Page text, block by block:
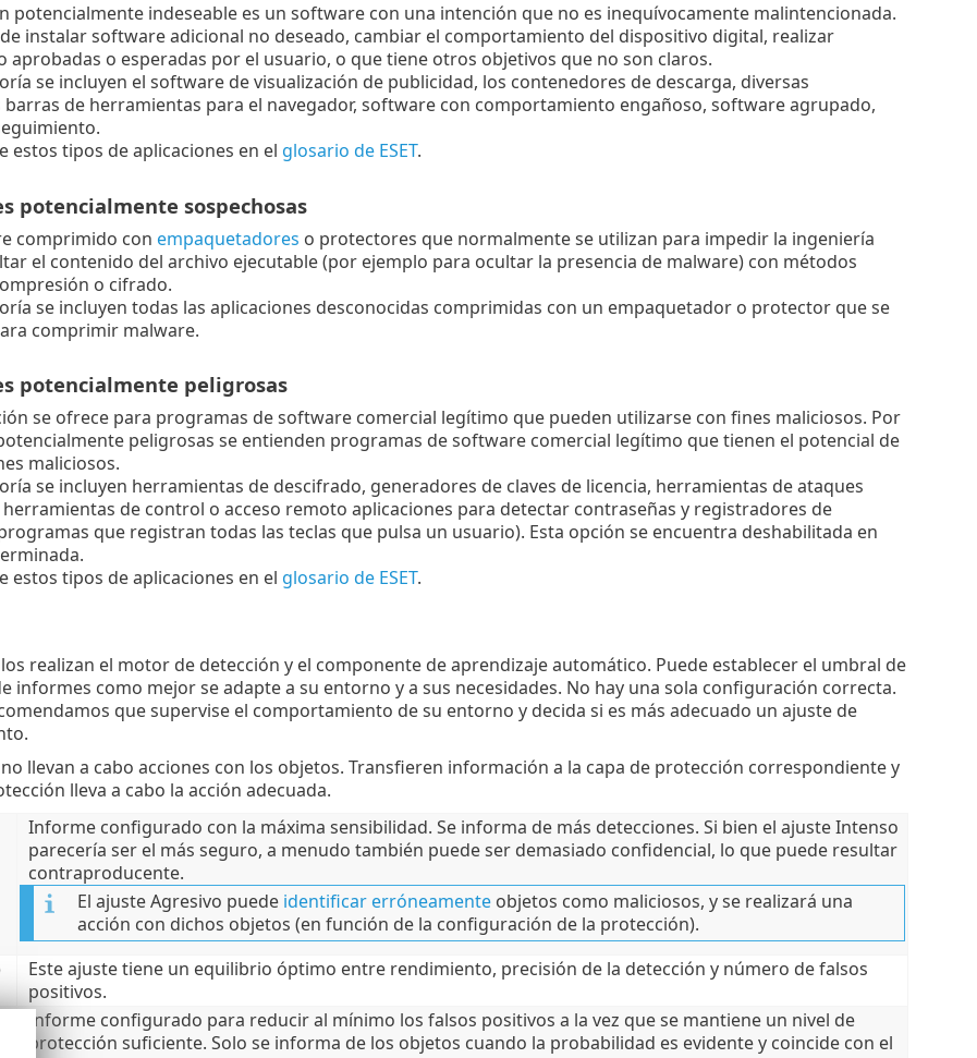
potencialmente indeseable es un software con una intención que no es inequívocamente malintencionada.
instalar software adicional no deseado, cambiar el comportamiento del dispositivo digital, realizar
aprobadas o esperadas por el usuario, o que tiene otros objetivos que no son claros.
se incluyen el software de visualización de publicidad, los contenedores de descarga, diversas
de herramientas para el navegador, software con comportamiento engañoso, software agrupado,
estos tipos de aplicaciones en el glosario de ESET.
potencialmente sospechosas
comprimido con empaquetadores o protectores que normalmente se utilizan para impedir la ingeniería
el contenido del archivo ejecutable (por ejemplo para ocultar la presencia de malware) con métodos
o cifrado.
se incluyen todas las aplicaciones desconocidas comprimidas con un empaquetador o protector que se
comprimir malware.
potencialmente peligrosas
se ofrece para programas de software comercial legítimo que pueden utilizarse con fines maliciosos. Por
peligrosas se entienden programas de software comercial legítimo que tienen el potencial de
maliciosos.
se incluyen herramientas de descifrado, generadores de claves de licencia, herramientas de ataques
de control o acceso remoto aplicaciones para detectar contraseñas y registradores de
que registran todas las teclas que pulsa un usuario). Esta opción se encuentra deshabilitada en
estos tipos de aplicaciones en el glosario de ESET.
realizan el motor de detección y el componente de aprendizaje automático. Puede establecer el umbral de
informes como mejor se adapte a su entorno y a sus necesidades. No hay una sola configuración correcta.
que supervise el comportamiento de su entorno y decida si es más adecuado un ajuste de
llevan a cabo acciones con los objetos. Transfieren información a la capa de protección correspondiente y
lleva a cabo la acción adecuada.
Informe configurado con la máxima sensibilidad. Se informa de más detecciones. Si bien el ajuste Intenso
parecería ser el más seguro, a menudo también puede ser demasiado confidencial, lo que puede resultar
contraproducente.
El ajuste Agresivo puede identificar erróneamenteobjetos como maliciosos, y se realizará una
acción con dichos objetos (en función de la configuración de la protección).
Este ajuste tiene un equilibrio óptimo entre rendimiento, precisión de la detección y número de falsos
positivos.
Informe configurado para reducir al mínimo los falsos positivos a la vez que se mantiene un nivel de
protección suficiente. Solo se informa de los objetos cuando la probabilidad es evidente y coincide con el